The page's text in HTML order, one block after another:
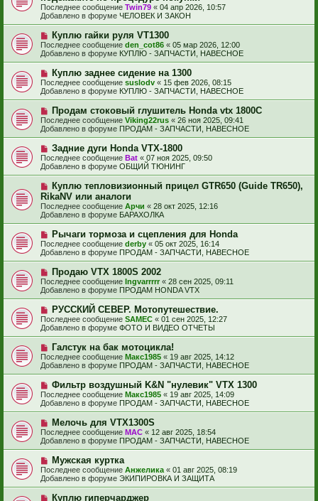
н
и
е
о
б
щ
е
и
е
в
о
е
с
о
б
щ
е
и
е
Последнее сообщение Twin79 « 04 апр 2026, 10:57
Добавлено в форуме ЧЕЛОВЕК И ЗАКОН
Н
о
в
е
с
о
о
б
щ
е
н
и
е
Куплю гайки руля VT1300
Последнее сообщение den_cot86 « 05 мар 2026, 12:00
Добавлено в форуме КУПЛЮ - ЗАПЧАСТИ, НАВЕСНОЕ
Н
о
в
е
с
о
о
б
щ
е
н
и
е
Куплю заднее сидение на 1300
Последнее сообщение suslodv « 15 фев 2026, 08:15
Добавлено в форуме КУПЛЮ - ЗАПЧАСТИ, НАВЕСНОЕ
Н
о
в
е
с
о
о
б
щ
е
и
е
Продам стоковый глушитель Honda vtx 1800C
Последнее сообщение Viking22rus « 26 ноя 2025, 09:41
Добавлено в форуме ПРОДАМ - ЗАПЧАСТИ, НАВЕСНОЕ
Н
о
в
е
с
о
о
б
щ
е
и
е
Задние дуги Honda VTX-1800
Последнее сообщение Bat « 07 ноя 2025, 09:50
Добавлено в форуме ОБЩИЙ ТЮНИНГ
Н
о
в
о
е
с
о
б
щ
е
и
е
Куплю тепловизионный прицел GTR650 (Guide TR650),
RikaNV или аналоги
Последнее сообщение Арчи « 28 окт 2025, 12:16
Добавлено в форуме БАРАХОЛКА
Н
о
в
е
с
о
о
б
щ
е
н
и
е
Рычаги тормоза и сцепления для Honda
Последнее сообщение derby « 05 окт 2025, 16:14
Добавлено в форуме ПРОДАМ - ЗАПЧАСТИ, НАВЕСНОЕ
Н
о
в
е
с
о
о
б
щ
е
н
и
е
Продаю VTX 1800S 2002
Последнее сообщение Ingvarrrrr « 28 сен 2025, 09:11
Добавлено в форуме ПРОДАМ HONDA VTX
Н
о
в
е
с
о
о
б
щ
е
н
и
е
РУССКИЙ СЕВЕР. Мотопутешествие.
Последнее сообщение SAMEC « 01 сен 2025, 12:27
Добавлено в форуме ФОТО И ВИДЕО ОТЧЕТЫ
Н
о
в
с
о
о
б
щ
е
н
и
е
Галстук на бак мотоцикла!
Последнее сообщение Макс1985 « 19 авг 2025, 14:12
Добавлено в форуме ПРОДАМ - ЗАПЧАСТИ, НАВЕСНОЕ
Н
о
в
е
с
о
о
б
щ
е
н
и
е
Фильтр воздушный K&N "нулевик" VTX 1300
Последнее сообщение Макс1985 « 19 авг 2025, 14:09
Добавлено в форуме ПРОДАМ - ЗАПЧАСТИ, НАВЕСНОЕ
Н
о
в
е
с
о
о
б
щ
Мелочь для VTX1300S
Последнее сообщение МАС « 12 авг 2025, 18:54
Добавлено в форуме ПРОДАМ - ЗАПЧАСТИ, НАВЕСНОЕ
Н
о
в
е
Мужская куртка
Последнее сообщение Анжелика « 01 авг 2025, 08:19
Добавлено в форуме ЭКИПИРОВКА И ЗАЩИТА
НКуплю гиперчарджер